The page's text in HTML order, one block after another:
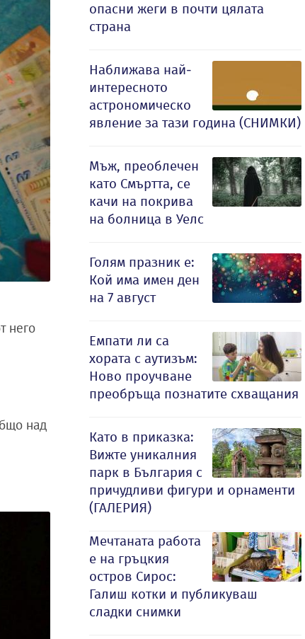
него
над
опасни жеги в почти цялата
страна
Наближава най-
интересното
астрономическо
явление за тази година (СНИМКИ)
Мъж, преоблечен
като Смъртта, се
качи на покрива
на болница в Уелс
Голям празник е:
Кой има имен ден
на 7 август
Емпати ли са
хората с аутизъм:
Ново проучване
преобръща познатите схващания
Като в приказка:
Вижте уникалния
парк в България с
причудливи фигури и орнаменти
(ГАЛЕРИЯ)
Мечтаната работа
е на гръцкия
остров Сирос:
Галиш котки и публикуваш
сладки снимки